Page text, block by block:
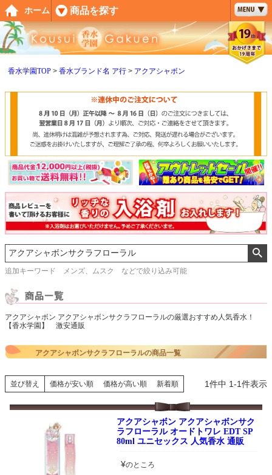
香水学園TOP 香水ブランド名 ア行 アクアシャボン
追加キーワード メンズ、ムスク などで絞り込み可能
アクアシャボン アクアシャボンサクラフローラルの厳選おすすめ人気香水！
【香水学園】 激安通販
アクアシャボンサクラフローラルの商品一覧
並び替え 価格が安い順 価格が高い順 新着順 1件中 1-1件表示
アクアシャボン アクアシャボンサク
ラフローラル オードトワレ EDT SP
80ml ユニセックス 人気香水 通販
¥のところ
ペー
ジト
ップ
へ
ホーム 商品を探す